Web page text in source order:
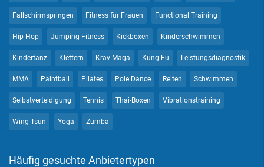
Fallschirmspringen Fitness für Frauen Functional Training
Hip Hop Jumping Fitness Kickboxen Kinderschwimmen
Kindertanz Klettern Krav Maga Kung Fu Leistungsdiagnostik
MMA Paintball Pilates Pole Dance Reiten Schwimmen
Selbstverteidigung Tennis Thai-Boxen Vibrationstraining
Wing Tsun Yoga Zumba
Häufig gesuchte Anbietertypen